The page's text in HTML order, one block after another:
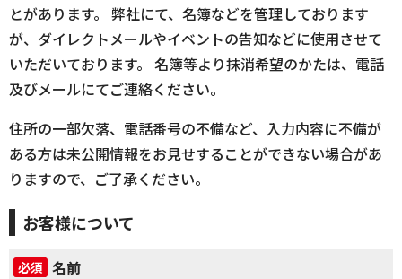
とがあります。 弊社にて、名簿などを管理しております
が、ダイレクトメールやイベントの告知などに使用させて
いただいております。 名簿等より抹消希望のかたは、電話
及びメールにてご連絡ください。
住所の一部欠落、電話番号の不備など、入力内容に不備が
ある方は未公開情報をお見せすることができない場合があ
りますので、ご了承ください。
お客様について
必須 名前